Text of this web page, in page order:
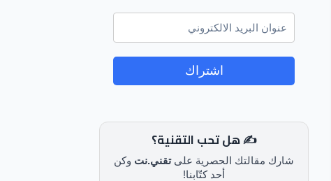
اشتراك
✍️ هل تحب التقنية؟
شارك مقالتك الحصرية علىتقني.نت وكن
أحد كتّابنا!